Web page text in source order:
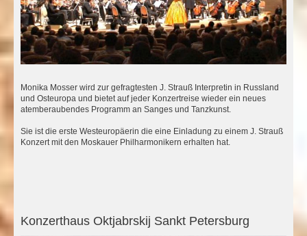
Monika Mosser wird zur gefragtesten J. Strauß Interpretin in Russland
und Osteuropa und bietet auf jeder Konzertreise wieder ein neues
atemberaubendes Programm an Sanges und Tanzkunst.
Sie ist die erste Westeuropäerin die eine Einladung zu einem J. Strauß
Konzert mit den Moskauer Philharmonikern erhalten hat.
Konzerthaus Oktjabrskij Sankt Petersburg